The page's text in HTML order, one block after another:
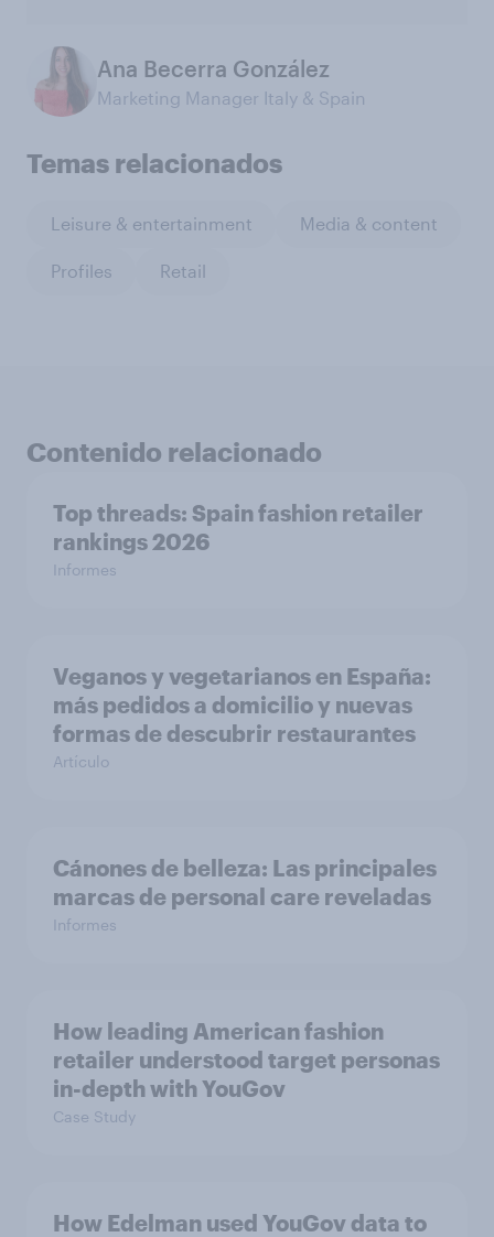
Ana Becerra González
Marketing Manager Italy & Spain
Temas relacionados
Leisure & entertainment Media & content
Profiles Retail
Contenido relacionado
Top threads: Spain fashion retailer
rankings 2026
Informes
Veganos y vegetarianos en España:
más pedidos a domicilio y nuevas
formas de descubrir restaurantes
Artículo
Cánones de belleza: Las principales
marcas de personal care reveladas
Informes
How leading American fashion
retailer understood target personas
in-depth with YouGov
Case Study
How Edelman used YouGov data to